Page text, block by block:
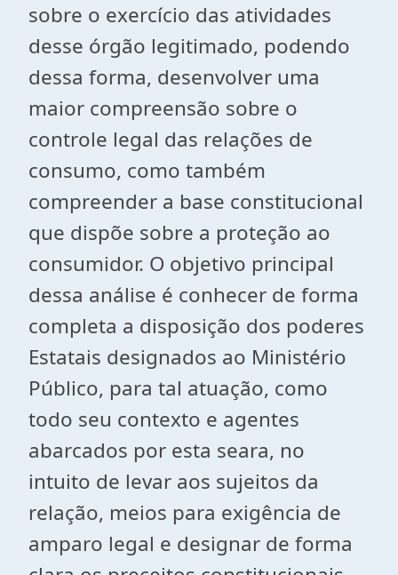
sobre o exercício das atividades
desse órgão legitimado, podendo
dessa forma, desenvolver uma
maior compreensão sobre o
controle legal das relações de
consumo, como também
compreender a base constitucional
que dispõe sobre a proteção ao
consumidor. O objetivo principal
dessa análise é conhecer de forma
completa a disposição dos poderes
Estatais designados ao Ministério
Público, para tal atuação, como
todo seu contexto e agentes
abarcados por esta seara, no
intuito de levar aos sujeitos da
relação, meios para exigência de
amparo legal e designar de forma